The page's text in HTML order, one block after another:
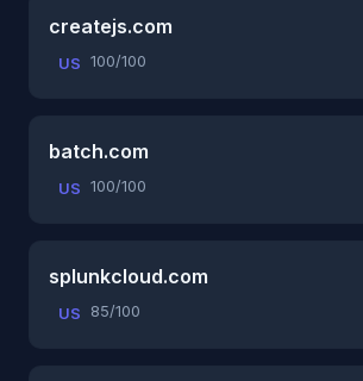
createjs.com
US 100/100
batch.com
US 100/100
splunkcloud.com
US 85/100